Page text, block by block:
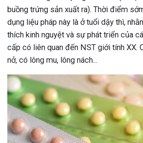
buồng trứng sản xuất ra). Thời điểm
dụng liệu pháp này là ở tuổi dậy thì,
thích kinh nguyệt và sự phát triển của
cấp có liên quan đến NST giới tính XX.
nở, có lông mu, lông nách...